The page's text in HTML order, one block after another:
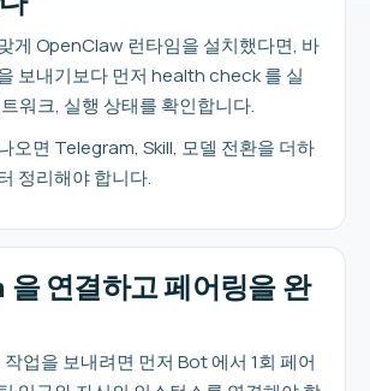
게 OpenClaw 런타임을 설치했다면, 바
보내기보다 먼저 health check 를 실
워크, 실행 상태를 확인합니다.
오면 Telegram, Skill, 모델 전환을 더하
정리해야 합니다.
연결하고 페어링을 완
업을 보내려면 먼저 Bot 에서 1회 페어